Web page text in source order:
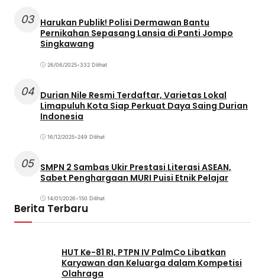
03 Harukan Publik! Polisi Dermawan Bantu
Pernikahan Sepasang Lansia di Panti Jompo
Singkawang
26/06/2025•332 Dilihat
04 Durian Nile Resmi Terdaftar, Varietas Lokal
Limapuluh Kota Siap Perkuat Daya Saing Durian
Indonesia
16/12/2025•249 Dilihat
05 SMPN 2 Sambas Ukir Prestasi Literasi ASEAN,
Sabet Penghargaan MURI Puisi Etnik Pelajar
14/01/2026•150 Dilihat
Berita Terbaru
HUT Ke-81 RI, PTPN IV PalmCo Libatkan
Karyawan dan Keluarga dalam Kompetisi
Olahraga